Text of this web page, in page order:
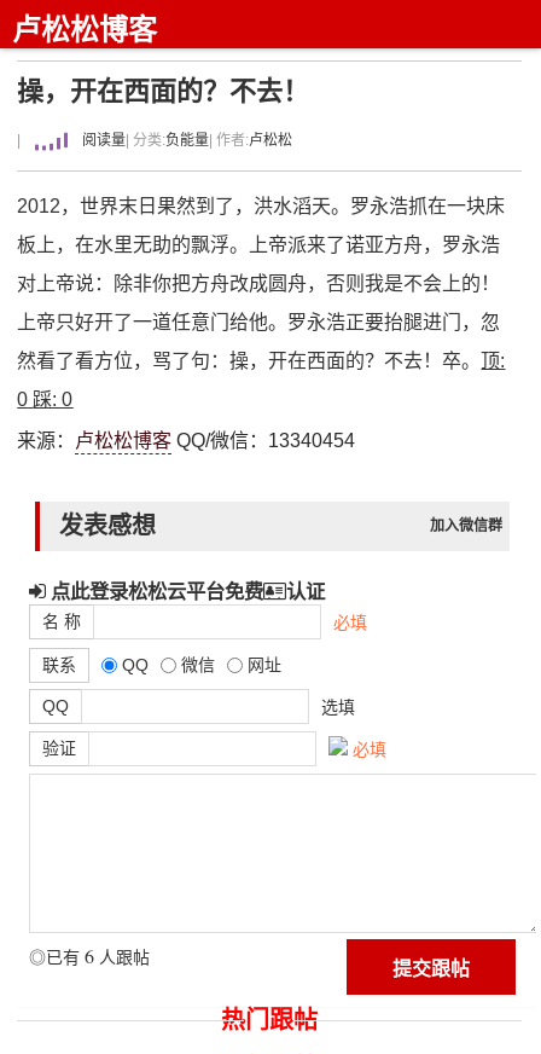
卢松松博客
操，开在西面的？不去！
阅读量 | 分类:负能量 | 作者:卢松松
2012，世界末日果然到了，洪水滔天。罗永浩抓在一块床
板上，在水里无助的飘浮。上帝派来了诺亚方舟，罗永浩
对上帝说：除非你把方舟改成圆舟，否则我是不会上的！
上帝只好开了一道任意门给他。罗永浩正要抬腿进门，忽
然看了看方位，骂了句：操，开在西面的？不去！卒。 顶:
0 踩:0
来源： 卢松松博客 QQ/微信：13340454
发表感想 加入微信群
点此登录松松云平台免费 认证
名 称 必填
联系 QQ 微信 网址
QQ 选填
验证 必填
◎已有 6 人跟帖
热门跟帖